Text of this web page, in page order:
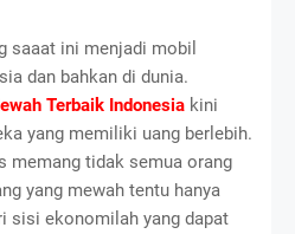
saaat ini menjadi mobil
dan bahkan di dunia.
Terbaik Indonesia kini
yang memiliki uang berlebih.
memang tidak semua orang
yang mewah tentu hanya
sisi ekonomilah yang dapat